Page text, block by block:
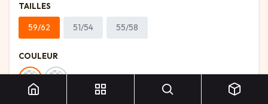
TAILLES
59/62 51/54 55/58
COULEUR